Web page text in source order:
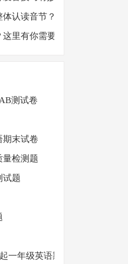
认读音节？
里有你需要的所有技巧！
测试卷
期末试卷
量检测题
试题
一年级英语期中试卷